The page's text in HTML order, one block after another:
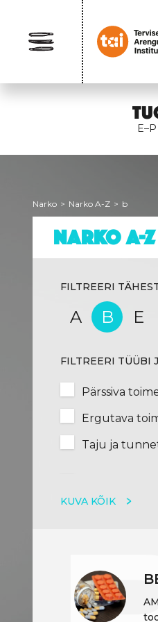
Narko > Narko A-Z > b
NARKO A-Z
FILTREERI
A B E
FILTREERI TÜÜBI
Pärssiva
Ergutava
Taju ja
KUVA KÕIK